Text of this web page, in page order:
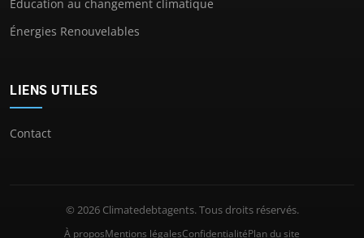
Éducation au changement climatique
Énergies Renouvelables
LIENS UTILES
Contact
© 2026 Climatedebtagents. Tous droits réservés.
À proposMentions légalesConfidentialitéPlan du site